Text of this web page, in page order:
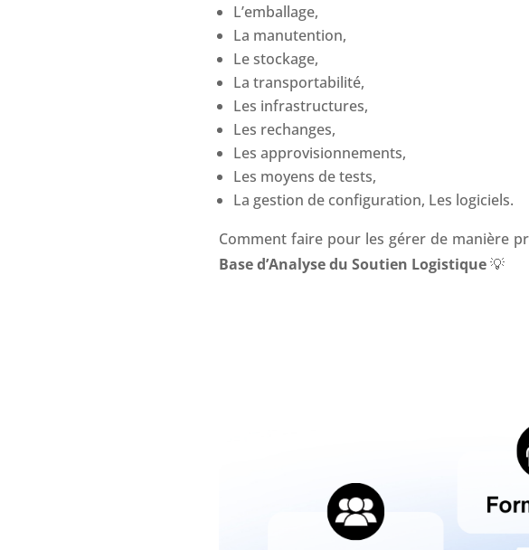
L’emballage,
La manutention,
Le stockage,
La transportabilité,
Les infrastructures,
Les rechanges,
Les approvisionnements,
Les moyens de tests,
La gestion de configuration, Les logiciels.
Comment faire pour les gérer de manière
Base d’Analyse du Soutien Logistique💡